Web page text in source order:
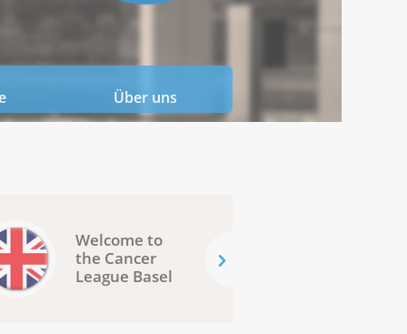
Über uns
Welcome to
the Cancer
League Basel